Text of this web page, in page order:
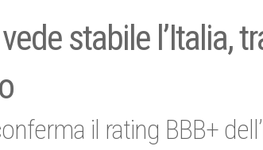
stabile l’Italia,
il rating BBB+